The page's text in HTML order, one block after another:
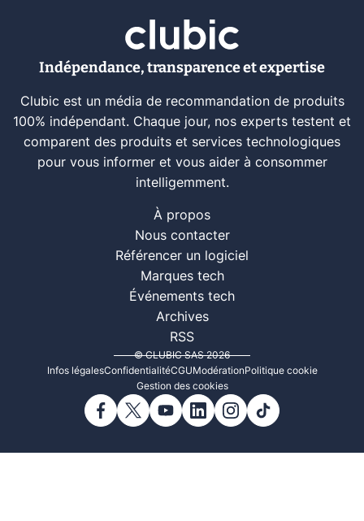
Indépendance, transparence et expertise
Clubic est un média de recommandation de produits
100% indépendant. Chaque jour, nos experts testent et
comparent des produits et services technologiques
pour vous informer et vous aider à consommer
intelligemment.
À propos
Nous contacter
Référencer un logiciel
Marques tech
Événements tech
Archives
RSS
© CLUBIC SAS 2026
Infos légalesConfidentialitéCGUModérationPolitique cookie
Gestion des cookies